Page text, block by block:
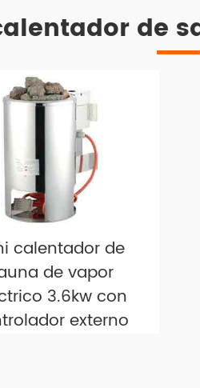
de
calentador de
de vapor
3.6kw con
externo